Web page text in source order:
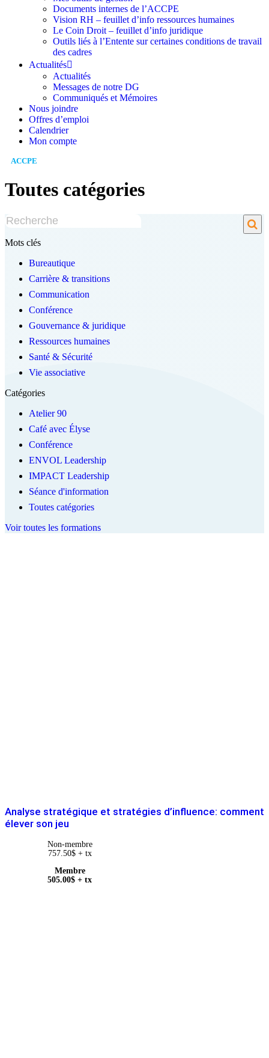
Documents internes de l’ACCPE
Vision RH – feuillet d’info ressources humaines
Le Coin Droit – feuillet d’info juridique
Outils liés à l’Entente sur certaines conditions de travail
des cadres
Actualités
Actualités
Messages de notre DG
Communiqués et Mémoires
Nous joindre
Offres d’emploi
Calendrier
Mon compte
ACCPE
Toutes catégories
Mots clés
Bureautique
Carrière & transitions
Communication
Conférence
Gouvernance & juridique
Ressources humaines
Santé & Sécurité
Vie associative
Catégories
Atelier 90
Café avec Élyse
Conférence
ENVOL Leadership
IMPACT Leadership
Séance d'information
Toutes catégories
Voir toutes les formations
Analyse stratégique et stratégies d’influence: comment
élever son jeu
Non-membre
757.50$+ tx
Membre
505.00$ + tx